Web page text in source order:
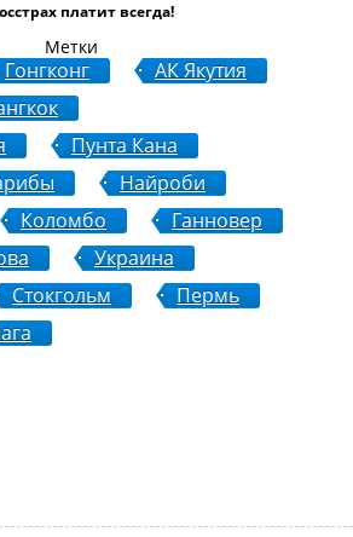
платит всегда!
Метки
Гонгконг
АК Якутия
Пунта Кана
Найроби
Коломбо
Ганновер
Украина
Стокгольм
Пермь